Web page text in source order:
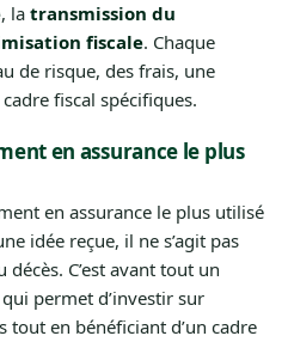
, la transmission du
fiscale. Chaque
de risque, des frais, une
fiscal spécifiques.
en assurance le plus
en assurance le plus utilisé
idée reçue, il ne s’agit pas
C’est avant tout un
permet d’investir sur
en bénéficiant d’un cadre